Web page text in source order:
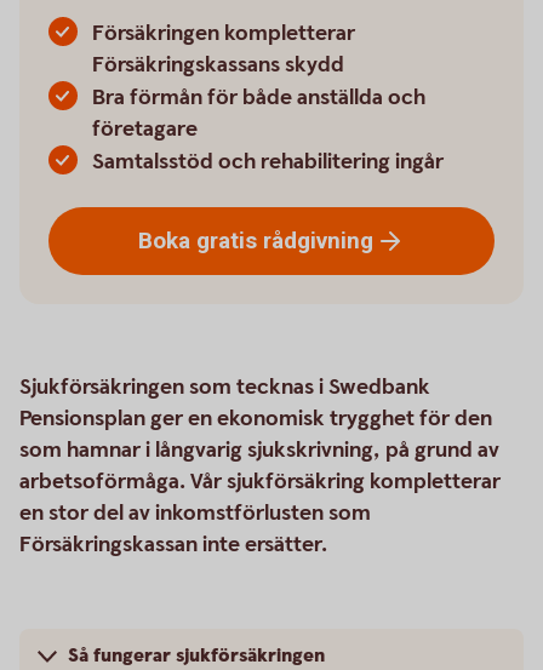
Försäkringen kompletterar
Försäkringskassans skydd
Bra förmån för både anställda och
företagare
Samtalsstöd och rehabilitering ingår
Boka gratis rådgivning
Sjukförsäkringen som tecknas i Swedbank
Pensionsplan ger en ekonomisk trygghet för den
som hamnar i långvarig sjukskrivning, på grund av
arbetsoförmåga. Vår sjukförsäkring kompletterar
en stor del av inkomstförlusten som
Försäkringskassan inte ersätter.
Så fungerar sjukförsäkringen